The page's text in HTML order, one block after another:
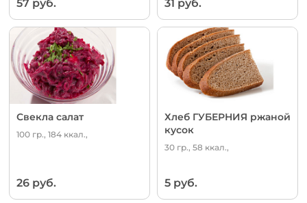
57 руб. 31 руб.
Свекла салат
100 гр., 184 ккал.,
26 руб.
Хлеб ГУБЕРНИЯ ржаной
кусок
30 гр., 58 ккал.,
5 руб.